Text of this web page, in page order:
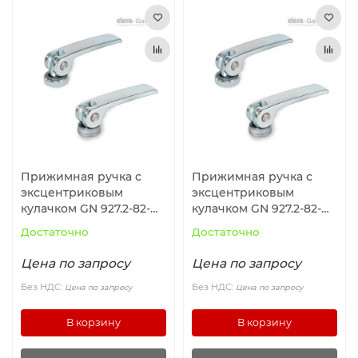
Прижимная ручка с
эксцентриковым
кулачком GN 927.2-82-
Достаточно
Цена по запросу
Без НДС: Цена по запросу
В корзину
Прижимная ручка с
эксцентриковым
кулачком GN 927.2-82-
Достаточно
Цена по запросу
Без НДС: Цена по запросу
В корзину